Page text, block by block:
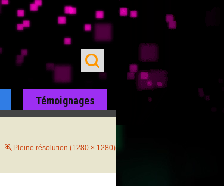
Témoignages
Pleine résolution (1280 × 1280)